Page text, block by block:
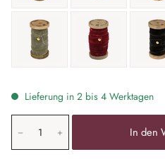
olivgrün rot
Lieferung in 2 bis 4 Werktagen
Produkt Anzahl: Gib den
In den